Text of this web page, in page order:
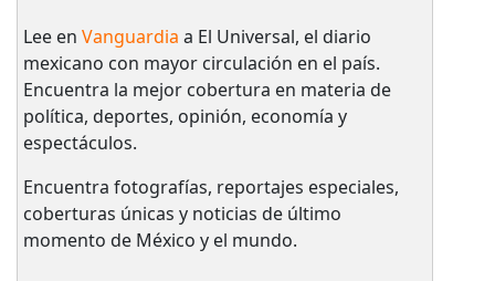
Lee en Vanguardia a El Universal, el diario
mexicano con mayor circulación en el país.​
Encuentra la mejor cobertura en materia de
política, deportes, opinión, economía y
espectáculos.
Encuentra fotografías, reportajes especiales,
coberturas únicas y noticias de último
momento de México y el mundo.